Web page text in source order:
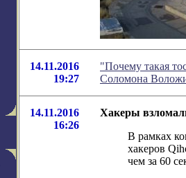
14.11.2016
19:27
"Почему такая
Соломона
14.11.2016
16:26
Хакеры
В рамках
хакеров
чем за 60